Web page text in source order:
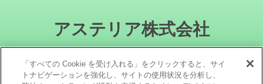
アステリア株式会社
「すべての Cookie を受け入れる」をクリックすると、サイ
トナビゲーションを強化し、サイトの使用状況を分析し、